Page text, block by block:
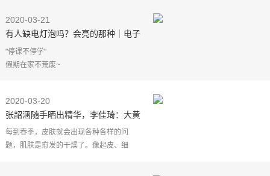
所，好烦哦
然而起床却面对黑漆漆的房间
伸
2020-03-21
有人缺电灯泡吗？会亮的那种｜电子
工坊
"停课不停学"
假期在家不荒废~
意大利那不勒斯的夜景
并称为"世界三大夜景"
华灯初上
港湾周边的摩天大厦霓光闪烁
2020-03-20
张韶涵随手晒出精华，李佳琦：大黄
皮三次就没，林允：平价小灯泡
每到春季，皮肤就会出现各种各样的问
题，肌肤是愈发的干燥了。像起皮、细